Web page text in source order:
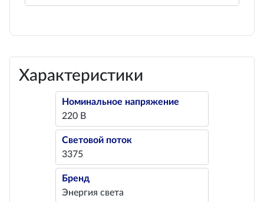
Характеристики
Номинальное напряжение
220 В
Световой поток
3375
Бренд
Энергия света